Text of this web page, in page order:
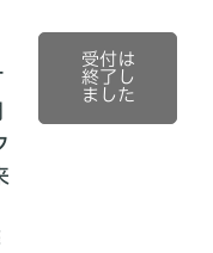
受付は
終了し
ました